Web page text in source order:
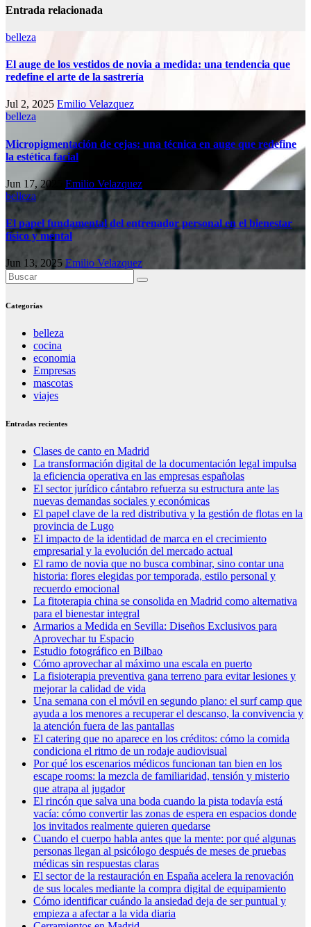
Entrada relacionada
belleza
El auge de los vestidos de novia a medida: una tendencia que
redefine el arte de la sastrería
Jul 2, 2025 Emilio Velazquez
belleza
Micropigmentación de cejas: una técnica en auge que redefine
la estética facial
Jun 17, 2025 Emilio Velazquez
belleza
El papel fundamental del entrenador personal en el bienestar
físico y mental
Jun 13, 2025 Emilio Velazquez
Categorías
belleza
cocina
economia
Empresas
mascotas
viajes
Entradas recientes
Clases de canto en Madrid
La transformación digital de la documentación legal impulsa
la eficiencia operativa en las empresas españolas
El sector jurídico cántabro refuerza su estructura ante las
nuevas demandas sociales y económicas
El papel clave de la red distributiva y la gestión de flotas en la
provincia de Lugo
El impacto de la identidad de marca en el crecimiento
empresarial y la evolución del mercado actual
El ramo de novia que no busca combinar, sino contar una
historia: flores elegidas por temporada, estilo personal y
recuerdo emocional
La fitoterapia china se consolida en Madrid como alternativa
para el bienestar integral
Armarios a Medida en Sevilla: Diseños Exclusivos para
Aprovechar tu Espacio
Estudio fotográfico en Bilbao
Cómo aprovechar al máximo una escala en puerto
La fisioterapia preventiva gana terreno para evitar lesiones y
mejorar la calidad de vida
Una semana con el móvil en segundo plano: el surf camp que
ayuda a los menores a recuperar el descanso, la convivencia y
la atención fuera de las pantallas
El catering que no aparece en los créditos: cómo la comida
condiciona el ritmo de un rodaje audiovisual
Por qué los escenarios médicos funcionan tan bien en los
escape rooms: la mezcla de familiaridad, tensión y misterio
que atrapa al jugador
El rincón que salva una boda cuando la pista todavía está
vacía: cómo convertir las zonas de espera en espacios donde
los invitados realmente quieren quedarse
Cuando el cuerpo habla antes que la mente: por qué algunas
personas llegan al psicólogo después de meses de pruebas
médicas sin respuestas claras
El sector de la restauración en España acelera la renovación
de sus locales mediante la compra digital de equipamiento
Cómo identificar cuándo la ansiedad deja de ser puntual y
empieza a afectar a la vida diaria